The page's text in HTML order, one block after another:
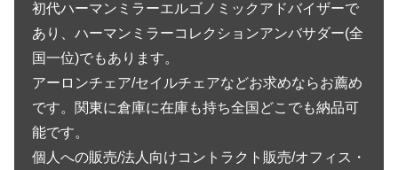
初代ハーマンミラーエルゴノミックアドバイザーで
あり、ハーマンミラーコレクションアンバサダー(全
国一位)でもあります。
アーロンチェア/セイルチェアなどお求めならお薦め
です。関東に倉庫に在庫も持ち全国どこでも納品可
能です。
個人への販売/法人向けコントラクト販売/オフィス・